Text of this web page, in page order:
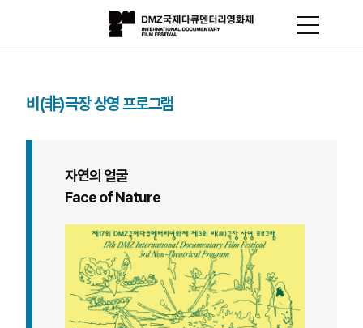
비(非)극장 상영 프로그램
자연의 얼굴
Face of Nature